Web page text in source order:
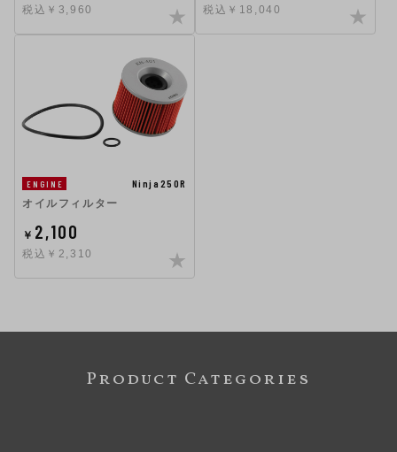
税込￥3,960 税込￥18,040
ENGINE
Ninja250R
オイルフィルター
￥ 2,100
税込￥2,310
Product Categories